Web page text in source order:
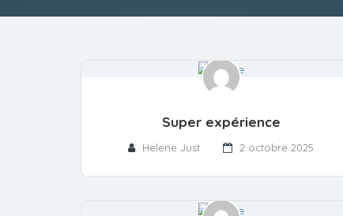
Super expérience
Helene Just 2 octobre 2025